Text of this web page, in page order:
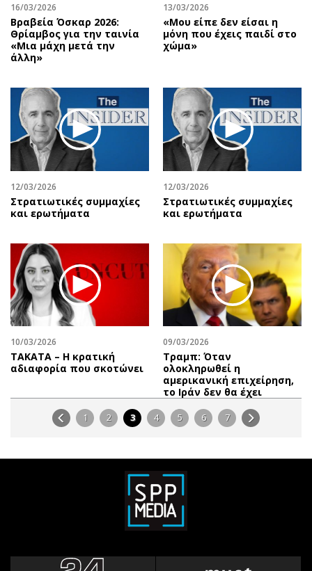
16/03/2026
Βραβεία Όσκαρ 2026:
Θρίαμβος για την ταινία
«Μια μάχη μετά την
άλλη»
13/03/2026
«Μου είπε δεν είσαι η
μόνη που έχεις παιδί στο
χώμα»
12/03/2026
Στρατιωτικές συμμαχίες
και ερωτήματα
12/03/2026
Στρατιωτικές συμμαχίες
και ερωτήματα
10/03/2026
ΤΑΚΑΤΑ – Η κρατική
αδιαφορία που σκοτώνει
09/03/2026
Τραμπ: Όταν
ολοκληρωθεί η
αμερικανική επιχείρηση,
το Ιράν δεν θα έχει
1 2 3 4 5 6 7